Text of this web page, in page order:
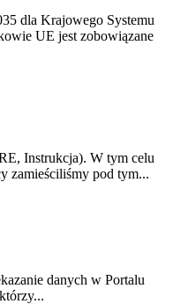
dla Krajowego Systemu
UE jest zobowiązane
Instrukcja). W tym celu
zamieściliśmy pod tym...
danych w Portalu